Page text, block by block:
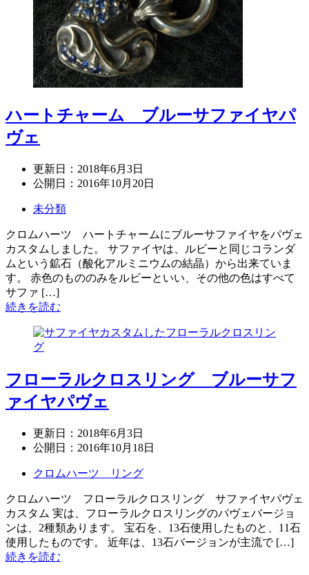
ハートチャーム ブルーサファイヤパ
ヴェ
更新日： 2018年6月3日
公開日： 2016年10月20日
未分類
クロムハーツ ハートチャームにブルーサファイヤをパヴェ
カスタムしました。 サファイヤは、ルビーと同じコランダ
ムという鉱石（酸化アルミニウムの結晶）から出来ていま
す。 赤色のもののみをルビーといい、その他の色はすべて
サファ […]
続きを読む
フローラルクロスリング ブルーサフ
ァイヤパヴェ
更新日： 2018年6月3日
公開日： 2016年10月18日
クロムハーツ リング
クロムハーツ フローラルクロスリング サファイヤパヴェ
カスタム 実は、フローラルクロスリングのパヴェバージョ
ンは、2種類あります。 宝石を、13石使用したものと、11石
使用したものです。 近年は、13石バージョンが主流で […]
続きを読む